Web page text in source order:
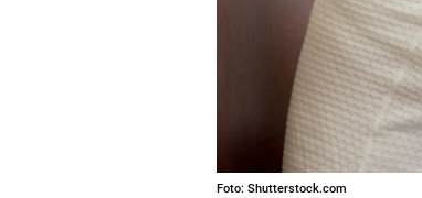
Foto: Shutterstock.com